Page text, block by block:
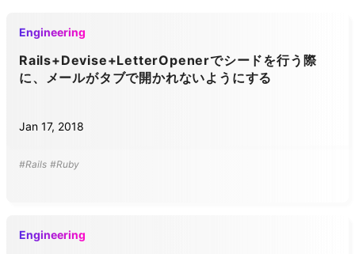
Engineering
Rails+Devise+LetterOpenerでシードを行う際
に、メールがタブで開かれないようにする
Jan 17, 2018
#Rails #Ruby
Engineering